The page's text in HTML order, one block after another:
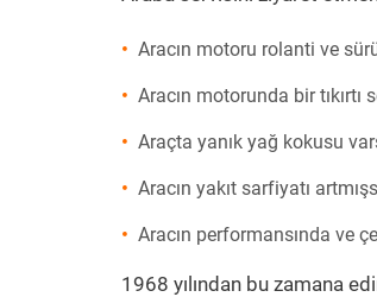
Aracın motoru rolanti ve
Aracın motorunda bir tıkırtı
Araçta yanık yağ kokusu
Aracın yakıt sarfiyatı
Aracın performansında ve
1968 yılından bu zamana